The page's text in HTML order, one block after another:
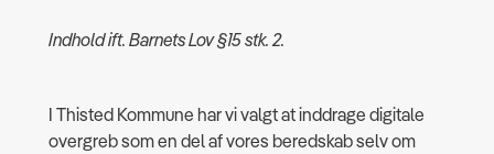
Indhold ift. Barnets Lov §15 stk. 2.
I Thisted Kommune har vi valgt at inddrage digitale
overgreb som en del af vores beredskab selv om